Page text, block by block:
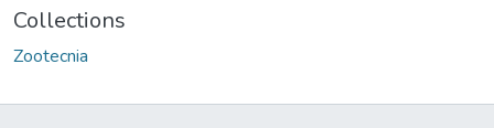
Collections
Zootecnia